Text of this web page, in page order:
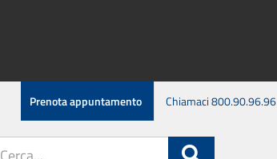
Prenota appuntamento Chiamaci 800.90.96.96